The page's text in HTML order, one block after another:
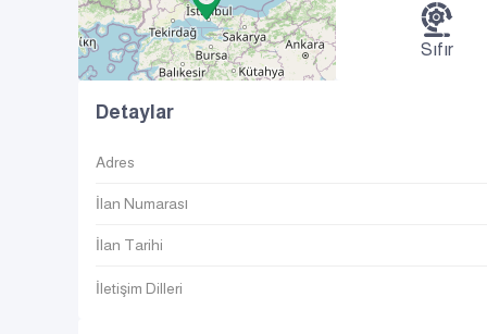
Sıfır
Detaylar
Adres
İlan Numarası
İlan Tarihi
İletişim Dilleri